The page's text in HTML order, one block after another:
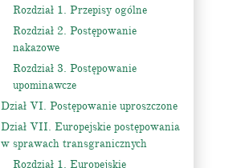
Rozdział 1. Przepisy ogólne
Rozdział 2. Postępowanie
nakazowe
Rozdział 3. Postępowanie
upominawcze
Dział VI. Postępowanie uproszczone
Dział VII. Europejskie postępowania
w sprawach transgranicznych
Rozdział 1. Europejskie